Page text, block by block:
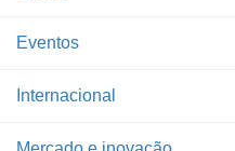
Eventos
Internacional